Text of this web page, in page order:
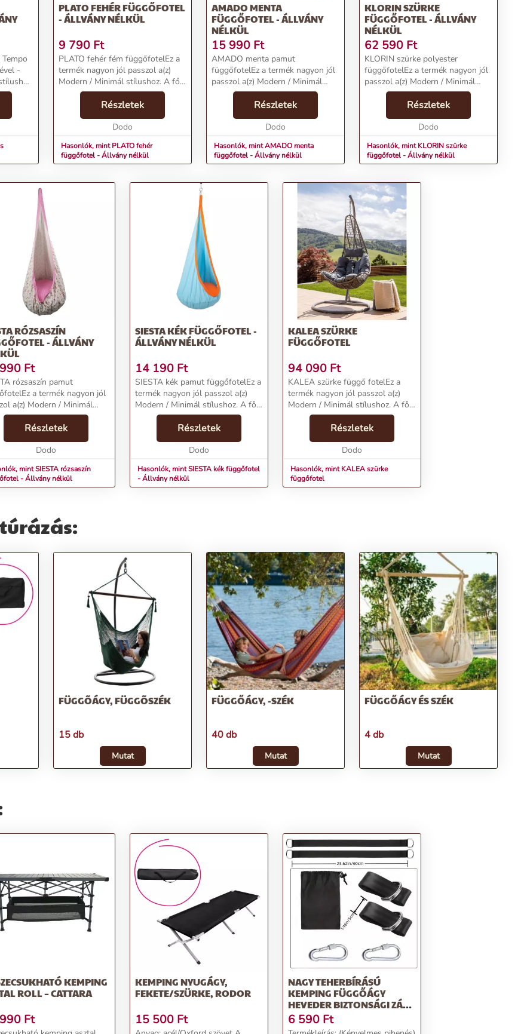
-
PLATO FEHÉR FÜGGŐFOTEL
- ÁLLVÁNY NÉLKÜL
9 790 Ft
PLATO fehér fém függőfotelEz a
termék nagyon jól passzol a(z)
Modern / Minimál stílushoz. A fő
színe a(z) Fehér és a legfőbb
alapanyaga a(z) Fém. Mintáját
tekintve Egyszínű, a felülete
Részletek
Dodo
Hasonlók, mint PLATO fehér
függőfotel - Állvány nélkül
AMADO MENTA
FÜGGŐFOTEL - ÁLLVÁNY
NÉLKÜL
15 990 Ft
AMADO menta pamut
függőfotelEz a termék nagyon jól
passzol a(z) Modern / Minimál
stílushoz. A fő színe a(z) Menta és
a legfőbb alapanyaga a(z) Pamut.
Mintáját tekintve Egyszínű, a
felülete Kerek....
Részletek
Dodo
Hasonlók, mint AMADO menta
függőfotel - Állvány nélkül
KLORIN SZÜRKE
FÜGGŐFOTEL - ÁLLVÁNY
NÉLKÜL
62 590 Ft
KLORIN szürke polyester
függőfotelEz a termék nagyon jól
passzol a(z) Modern / Minimál
stílushoz. A fő színe a(z) Szürke és
a legfőbb alapanyaga a(z)
Polyester. Mintáját tekintve
Egyszínű, a felülete ...
Részletek
Dodo
Hasonlók, mint KLORIN szürke
függőfotel - Állvány nélkül
RÓZSASZÍN
- ÁLLVÁNY
Ft
rózsaszín pamut
a termék nagyon jól
a(z) Modern / Minimál
A fő színe a(z)
és a legfőbb
a(z) Pamut. Mintáját
Grafikával díszített, a...
Részletek
Dodo
mint SIESTA rózsaszín
- Állvány nélkül
SIESTA KÉK FÜGGŐFOTEL -
ÁLLVÁNY NÉLKÜL
14 190 Ft
SIESTA kék pamut függőfotelEz a
termék nagyon jól passzol a(z)
Modern / Minimál stílushoz. A fő
színe a(z) Kék és a legfőbb
alapanyaga a(z) Pamut. Mintáját
tekintve Egyszínű, a felülete
Részletek
Dodo
Hasonlók, mint SIESTA kék függőfotel
- Állvány nélkül
KALEA SZÜRKE
FÜGGŐFOTEL
94 090 Ft
KALEA szürke függő fotelEz a
termék nagyon jól passzol a(z)
Modern / Minimál stílushoz. A fő
színe a(z) Szürke és a legfőbb
alapanyaga a(z) szövet. Mintáját
tekintve Famintás, a felülete
Részletek
Dodo
Hasonlók, mint KALEA szürke
függőfotel
FÜGGÕÁGY, FÜGGÕSZÉK
15 db
Mutat
FÜGGŐÁGY, -SZÉK
40 db
Mutat
FÜGGŐÁGY ÉS SZÉK
4 db
Mutat
KEMPING
ROLL – CATTARA
Ft
KEMPING NYUGÁGY,
FEKETE/SZÜRKE, RODOR
15 500 Ft
NAGY TEHERBÍRÁSÚ
KEMPING FÜGGŐÁGY
HEVEDER BIZTONSÁGI ZÁR
CSATTAL ÉS
HORDTASAKKAL
6 590 Ft